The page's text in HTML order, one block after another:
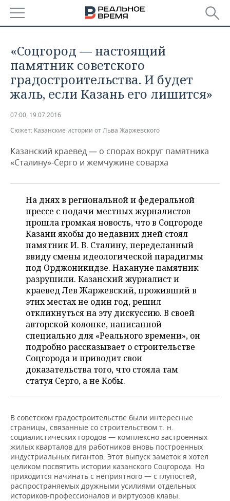
БАШКОРТОСТАН
ТАТАРСТАН
НОВОСТИ
АНАЛИТИКА
ДЕКЛАРАЦИИ О ДОХОДАХ
КОРОЛИ ГОСЗАКАЗА ПФО
КОМУ ПРИНАДЛЕЖАТ
ТОРГОВЫЕ ЦЕНТРЫ
ТАТАРСТАНА
НОВОСТИ ЭКОНОМИКИ
ФИНАНСЫ
БЮДЖЕТ
ИНВЕСТИЦИИ
ПРОМЫШЛЕННОСТЬ
НОВОСТИ
ПРОМЫШЛЕННОСТИ
АГРОПРОМ
МАШИНОСТРОЕНИЕ
НЕФТЕХИМИЯ
НЕФТЬ
ОПК
ЭНЕРГЕТИКА
НЕДВИЖИМОСТЬ
НОВОСТИ АВТО
БИЗНЕС
НОВОСТИ БИЗНЕСА
РОЗНИЧНАЯ ТОРГОВЛЯ
ТРАНСПОРТ
УСЛУГИ
ТЕХНОЛОГИИ
НОВОСТИ ТЕХНОЛОГИЙ
МЕДИА
ТЕЛЕКОММУНИКАЦИИ
МЕРОПРИЯТИЯ
НОВОСТИ МЕРОПРИЯТИЙ
ВЫЕЗДНАЯ РЕДАКЦИЯ
БИЗНЕС-БРАНЧИ
ONLINE-КОНФЕРЕНЦИИ
ОТКРЫТАЯ ЛЕКЦИЯ
СПОРТ
НОВОСТИ СПОРТА
ФУТБОЛ
ХОККЕЙ
БАСКЕТБОЛ
КИБЕРСПОРТ
ФИГУРНОЕ КАТАНИЕ
ВОДНЫЕ ВИДЫ СПОРТА
ХОККЕЙ С МЯЧОМ
ОБЩЕСТВО
НОВОСТИ ОБЩЕСТВА
ВЛАСТЬ
ИНФРАСТРУКТУРА
КУЛЬТУРА
МЕДИЦИНА
ОБРАЗОВАНИЕ
ПРОИСШЕСТВИЯ
ФОТОГАЛЕРЕЯ
СЮЖЕТЫ
СПРАВОЧНИК
СПИСОК КОМПАНИЙ
«Соцгород — настоящий
памятник советского
градостроительства. И будет
жаль, если Казань его лишится»
07:00, 19.07.2016
Сюжет: Казанские истории от Льва Жаржевского
Казанский краевед — о спорах вокруг памятника
«Сталину»-Серго и жемчужине соварха
На днях в региональной и федеральной
прессе с подачи местных журналистов
прошла громкая новость, что в Соцгороде
Казани якобы до недавних дней стоял
памятник И. В. Сталину, переделанный
ввиду смены идеологической парадигмы
под Орджоникидзе. Накануне памятник
разрушили. Казанский журналист и
краевед Лев Жаржевский, проживший в
этих местах не один год, решил
откликнуться на эту дискуссию. В своей
авторской колонке, написанной
специально для «Реального времени», он
подробно рассказывает о строительстве
Соцгорода и приводит свои
доказательства того, что стояла там
статуя Серго, а не Кобы.
В советском градостроительстве были интересные
страницы, связанные со строительством т. н.
социалистических городов — комплексно застроенных
жилых кварталов для работников вновь построенных
индустриальных гигантов. Этот выпуск заметок я хотел
целиком посвятить истории казанского Соцгорода. Но
приходится начинать с неприятного — с глупостей,
распространяемых дружными усилиями отдельных
историков-профессионалов и виртуозов клавы.